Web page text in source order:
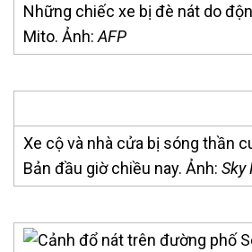
Những chiếc xe bị đè nát do
Mito. Ảnh: AFP
Xe cộ và nhà cửa bị sóng thần
Bản đầu giờ chiều nay. Ảnh: Sky